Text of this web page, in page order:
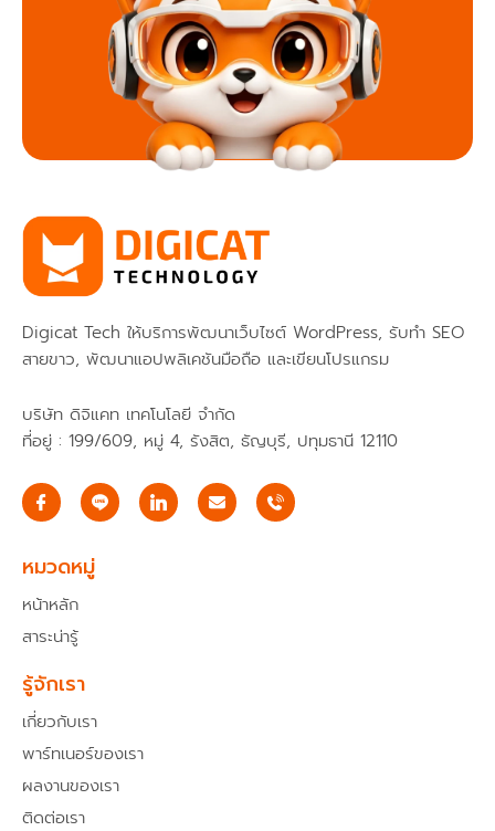
Digicat Tech ให้บริการพัฒนาเว็บไซต์ WordPress, รับทำ SEO
สายขาว, พัฒนาแอปพลิเคชันมือถือ และเขียนโปรแกรม
บริษัท ดิจิแคท เทคโนโลยี จำกัด
ที่อยู่ : 199/609, หมู่ 4, รังสิต, ธัญบุรี, ปทุมธานี 12110
I
c
o
-
f
c
b
o
k
E
n
v
หมวดหมู่
หน้าหลัก
สาระน่ารู้
รู้จักเรา
เกี่ยวกับเรา
พาร์ทเนอร์ของเรา
ผลงานของเรา
ติดต่อเรา